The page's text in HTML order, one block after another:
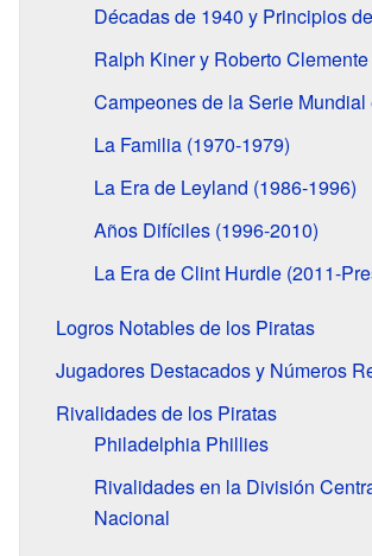
Décadas de 1940 y Principios
Ralph Kiner y Roberto Clemente
Campeones de la Serie Mundial
La Familia (1970-1979)
La Era de Leyland (1986-1996)
Años Difíciles (1996-2010)
La Era de Clint Hurdle (2011-
Logros Notables de los Piratas
Jugadores Destacados y Números
Rivalidades de los Piratas
Philadelphia Phillies
Rivalidades en la División
Nacional